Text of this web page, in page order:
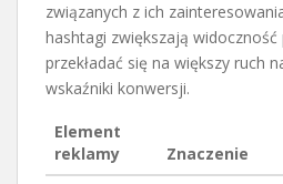
związanych z ich
hashtagi zwiększają
przekładać się na większy ruch
wskaźniki konwersji.
Element
reklamy
Znaczenie